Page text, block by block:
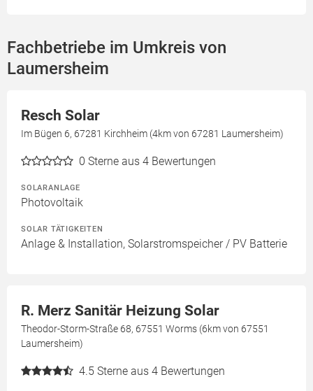
Fachbetriebe im Umkreis von
Laumersheim
Resch Solar
Im Bügen 6, 67281 Kirchheim (4km von 67281 Laumersheim)
0 Sterne aus 4 Bewertungen
SOLARANLAGE
Photovoltaik
SOLAR TÄTIGKEITEN
Anlage & Installation, Solarstromspeicher / PV Batterie
R. Merz Sanitär Heizung Solar
Theodor-Storm-Straße 68, 67551 Worms (6km von 67551
Laumersheim)
4.5 Sterne aus 4 Bewertungen